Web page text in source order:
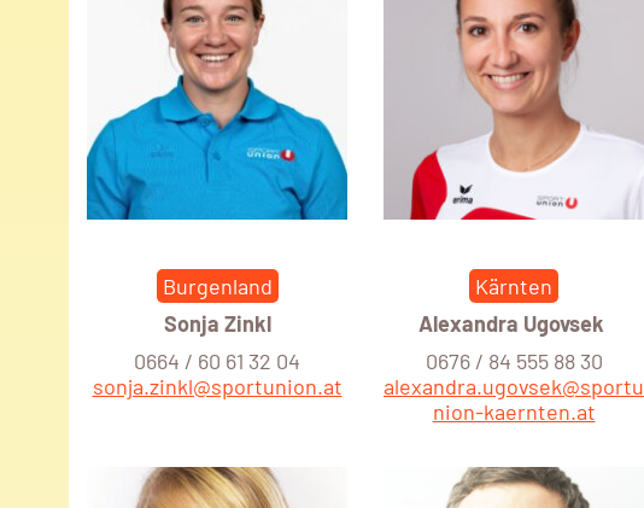
Burgenland
Sonja Zinkl
0664 / 60 61 32 04
sonja.zinkl@sportunion.at
Kärnten
Alexandra Ugovsek
0676 / 84 555 88 30
alexandra.ugovsek@sportu
nion-kaernten.at